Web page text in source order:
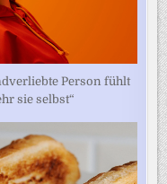
Person fühlt
sie selbst“